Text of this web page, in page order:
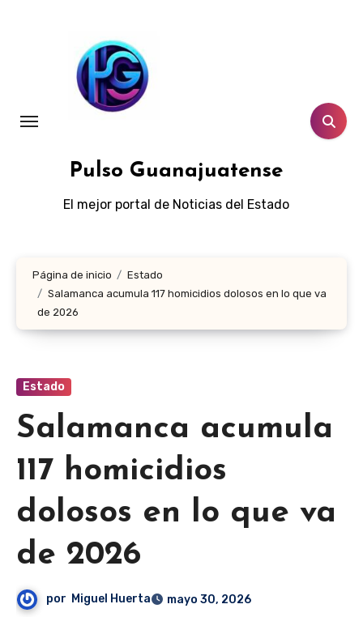
Pulso Guanajuatense
El mejor portal de Noticias del Estado
Página de inicio
Estado
Salamanca acumula 117 homicidios dolosos en lo que va
de 2026
Estado
Salamanca acumula
117 homicidios
dolosos en lo que va
de 2026
por Miguel Huerta mayo 30, 2026